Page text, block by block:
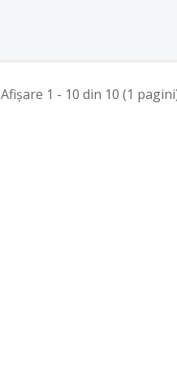
Afişare 1 - 10 din 10 (1